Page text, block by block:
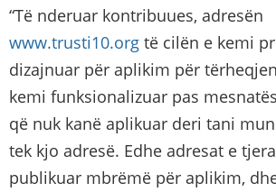
“Të nderuar kontribuues, adresën
www.trusti10.org të cilën e kemi
dizajnuar për aplikim për
kemi funksionalizuar pas
që nuk kanë aplikuar deri tani
tek kjo adresë. Edhe adresat e
publikuar mbrëmë për aplikim,